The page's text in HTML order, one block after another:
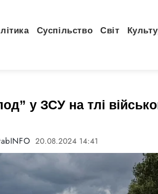
Суспільство Світ
у ЗСУ на тлі
20.08.2024 14:41